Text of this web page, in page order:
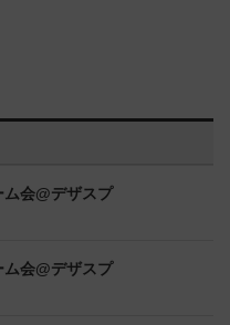
会@デザスプ
会@デザスプ